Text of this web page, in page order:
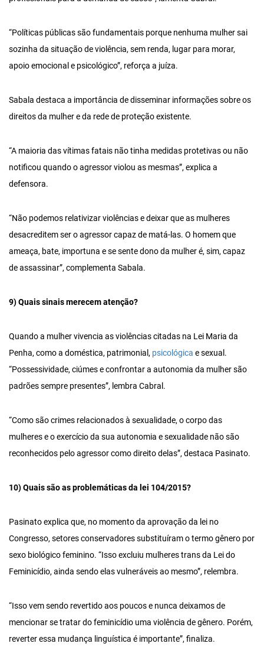
“Políticas públicas são fundamentais porque nenhuma mulher sai
sozinha da situação de violência, sem renda, lugar para morar,
apoio emocional e psicológico”, reforça a juíza.
Sabala destaca a importância de disseminar informações sobre os
direitos da mulher e da rede de proteção existente.
“A maioria das vítimas fatais não tinha medidas protetivas ou não
notificou quando o agressor violou as mesmas”, explica a
defensora.
“Não podemos relativizar violências e deixar que as mulheres
desacreditem ser o agressor capaz de matá-las. O homem que
ameaça, bate, importuna e se sente dono da mulher é, sim, capaz
de assassinar”, complementa Sabala.
9) Quais sinais merecem atenção?
Quando a mulher vivencia as violências citadas na Lei Maria da
Penha, como a doméstica, patrimonial, psicológica e sexual.
“Possessividade, ciúmes e confrontar a autonomia da mulher são
padrões sempre presentes”, lembra Cabral.
“Como são crimes relacionados à sexualidade, o corpo das
mulheres e o exercício da sua autonomia e sexualidade não são
reconhecidos pelo agressor como direito delas”, destaca Pasinato.
10) Quais são as problemáticas da lei 104/2015?
Pasinato explica que, no momento da aprovação da lei no
Congresso, setores conservadores substituíram o termo gênero por
sexo biológico feminino. “Isso excluiu mulheres trans da Lei do
Feminicídio, ainda sendo elas vulneráveis ao mesmo”, relembra.
“Isso vem sendo revertido aos poucos e nunca deixamos de
mencionar se tratar do feminicídio uma violência de gênero. Porém,
reverter essa mudança linguística é importante”, finaliza.